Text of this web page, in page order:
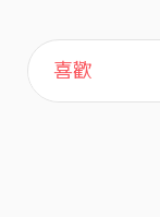
主頁
喜歡
關於